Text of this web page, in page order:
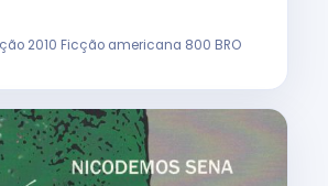
2010 Ficção americana 800 BRO